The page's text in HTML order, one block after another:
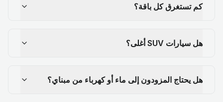
كم تستغرق كل باقة؟
هل سيارات SUV أغلى؟
هل يحتاج المزودون إلى ماء أو كهرباء من مبناي؟